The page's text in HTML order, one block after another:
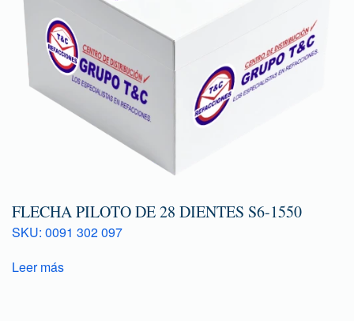
FLECHA PILOTO DE 28 DIENTES S6-1550
SKU: 0091 302 097
Leer más